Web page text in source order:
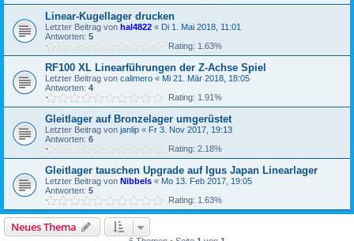
Linear-Kugellager drucken
Letzter Beitrag von hal4822 « Di 1. Mai 2018, 11:01
Antworten: 5
Rating: 1.63%
RF100 XL Linearführungen der Z-Achse Spiel
Letzter Beitrag von calimero « Mi 21. Mär 2018, 18:05
Antworten: 4
Rating: 1.91%
Gleitlager auf Bronzelager umgerüstet
Letzter Beitrag von janlip « Fr 3. Nov 2017, 19:13
Antworten: 6
Rating: 2.18%
Gleitlager tauschen Upgrade auf Igus Japan Linearlager
Letzter Beitrag von Nibbels « Mo 13. Feb 2017, 19:05
Antworten: 5
Rating: 1.63%
Neues Thema